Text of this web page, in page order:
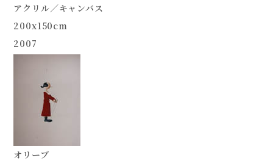
アクリル／キャンバス
200x150cm
2007
オリーブ